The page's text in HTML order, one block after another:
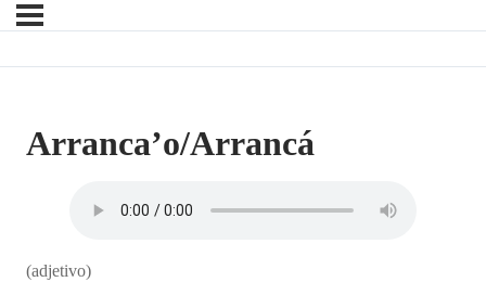
Arranca’o/Arrancá
(adjetivo)